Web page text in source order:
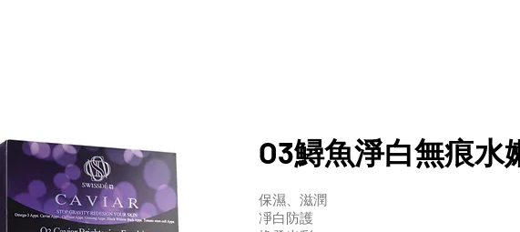
O3鱘魚淨白無痕水
保濕、滋潤
凈白防護